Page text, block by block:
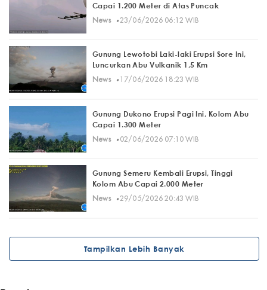
Capai 1.200 Meter di Atas Puncak
News· 23/06/2026 06:12 WIB
Gunung Lewotobi Laki-laki Erupsi Sore Ini,
Luncurkan Abu Vulkanik 1,5 Km
News· 17/06/2026 18:23 WIB
Gunung Dukono Erupsi Pagi Ini, Kolom Abu
Capai 1.300 Meter
News· 02/06/2026 07:10 WIB
Gunung Semeru Kembali Erupsi, Tinggi
Kolom Abu Capai 2.000 Meter
News· 29/05/2026 20:43 WIB
Tampilkan Lebih Banyak